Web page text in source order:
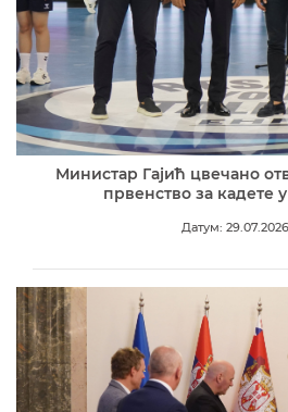
Министар Гајић цвечано
првенство за кадете
Датум: 29.07.2026